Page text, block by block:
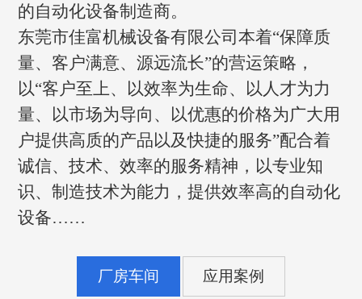
的自动化设备制造商。
东莞市佳富机械设备有限公司本着“保障质
量、客户满意、源远流长”的营运策略，
以“客户至上、以效率为生命、以人才为力
量、以市场为导向、以优惠的价格为广大用
户提供高质的产品以及快捷的服务”配合着
诚信、技术、效率的服务精神，以专业知
识、制造技术为能力，提供效率高的自动化
设备……
厂房车间 应用案例